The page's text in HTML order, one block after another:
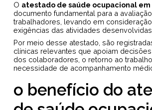
O atestado de saúde ocupacional
documento fundamental para a
trabalhadores, levando em
exigências das atividades
Por meio desse atestado, são
clínicas relevantes que apoiam
dos colaboradores, o retorno ao
necessidade de acompanhamento
o benefício do